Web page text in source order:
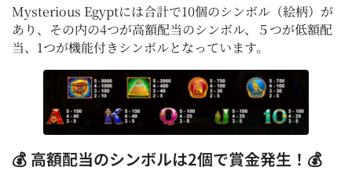
Mysterious Egyptには合計で10個のシンボル（絵柄）が
あり、その内の4つが高額配当のシンボル、５つが低額配
当、1つが機能付きシンボルとなっています。
💰 高額配当のシンボルは2個で賞金発生！💰